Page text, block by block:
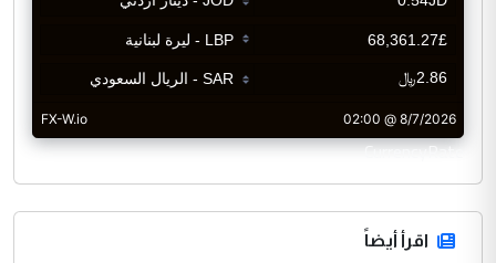
CurrencyRate
اقرأ أيضاً